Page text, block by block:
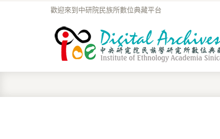
歡迎來到中研院民族所數位典藏平台